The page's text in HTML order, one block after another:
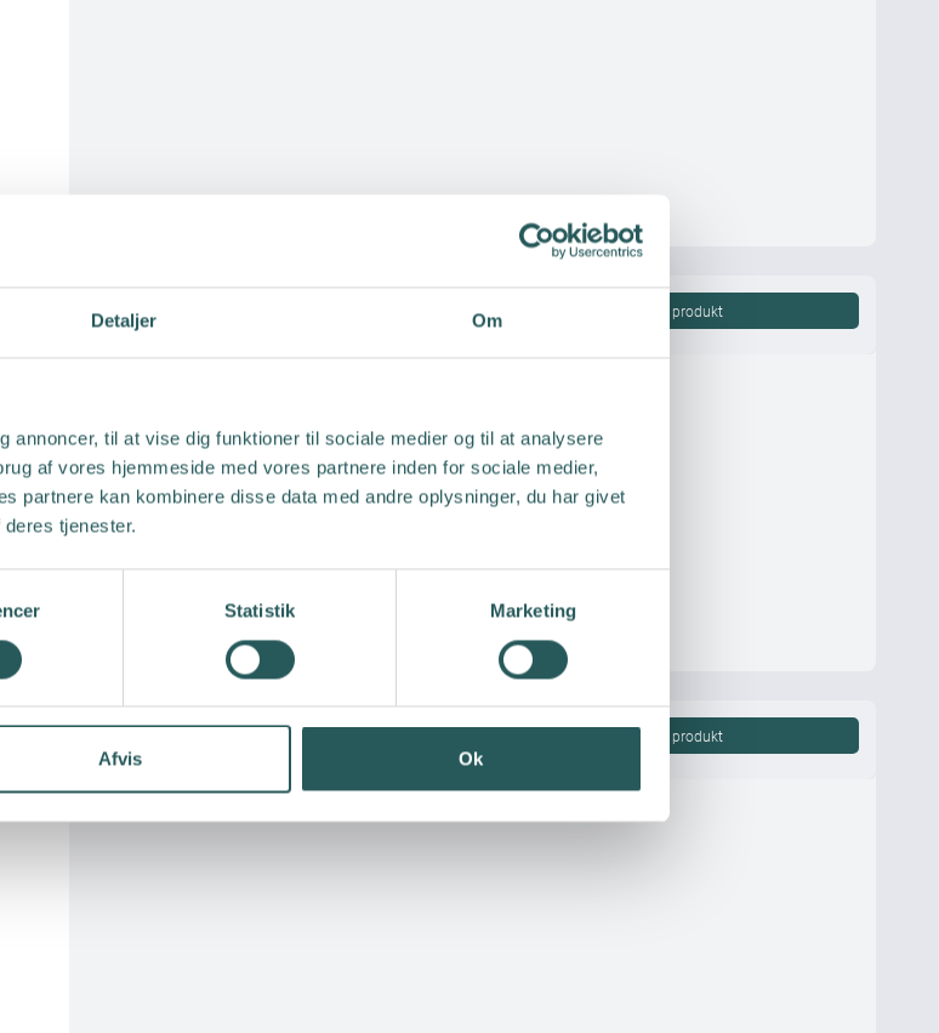
Detaljer Om
annoncer, til at vise dig funktioner til sociale medier og til at analysere
af vores hjemmeside med vores partnere inden for sociale medier,
partnere kan kombinere disse data med andre oplysninger, du har givet
tjenester.
Statistik Marketing
Afvis Ok
Dæksel til strømindtag
"Powerpart"
HABA
Vis produkt
Garderobekrog
FAWO
Vis produkt